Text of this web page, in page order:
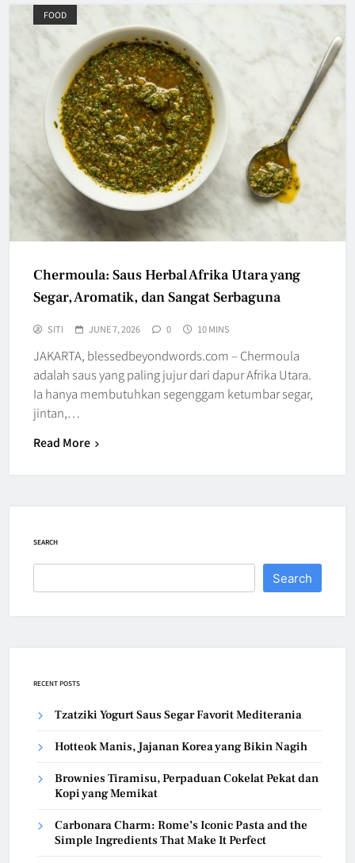
FOOD
Chermoula: Saus Herbal Afrika Utara yang
Segar, Aromatik, dan Sangat Serbaguna
SITI JUNE 7, 2026 0 10 MINS
JAKARTA, blessedbeyondwords.com – Chermoula
adalah saus yang paling jujur dari dapur Afrika Utara.
Ia hanya membutuhkan segenggam ketumbar segar,
jintan,…
Read More
SEARCH
Search
RECENT POSTS
Tzatziki Yogurt Saus Segar Favorit Mediterania
Hotteok Manis, Jajanan Korea yang Bikin Nagih
Brownies Tiramisu, Perpaduan Cokelat Pekat dan
Kopi yang Memikat
Carbonara Charm: Rome’s Iconic Pasta and the
Simple Ingredients That Make It Perfect